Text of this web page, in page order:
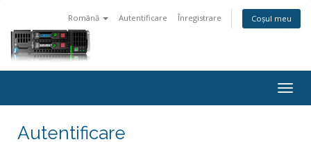
Română Autentificare Înregistrare Coșul meu
Autentificare